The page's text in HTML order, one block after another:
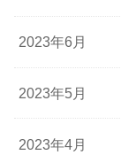
2023年6月
2023年5月
2023年4月